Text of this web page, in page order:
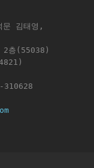
문 김태영,
2층(55038)
310628